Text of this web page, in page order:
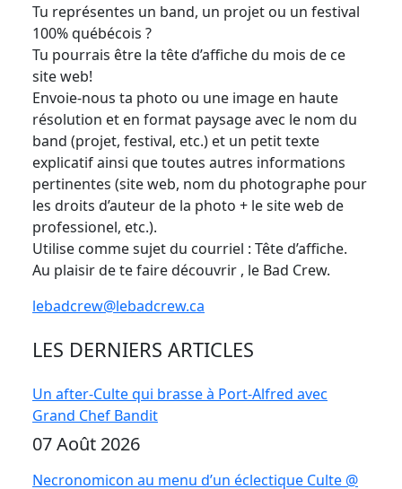
Tu représentes un band, un projet ou un festival
100% québécois ?
Tu pourrais être la tête d’affiche du mois de ce
site web!
Envoie-nous ta photo ou une image en haute
résolution et en format paysage avec le nom du
band (projet, festival, etc.) et un petit texte
explicatif ainsi que toutes autres informations
pertinentes (site web, nom du photographe pour
les droits d’auteur de la photo + le site web de
professionel, etc.).
Utilise comme sujet du courriel : Tête d’affiche.
Au plaisir de te faire découvrir , le Bad Crew.
lebadcrew@lebadcrew.ca
LES DERNIERS ARTICLES
Un after-Culte qui brasse à Port-Alfred avec
Grand Chef Bandit
07 Août 2026
Necronomicon au menu d’un éclectique Culte @